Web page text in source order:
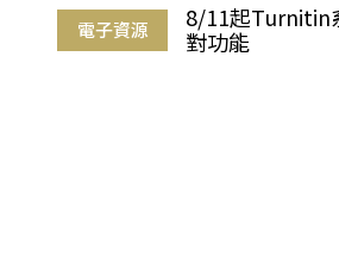
電子資源
8/11起Turnitin
對功能